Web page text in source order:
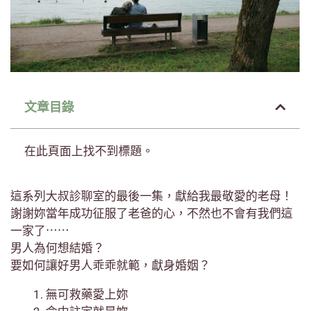
文章目錄
在此頁面上找不到標題。
這系列大叔診聊室的最後一集，獻給我最敬愛的老母！
謝謝妳當年成功征服了老爸的心，不然也不會有我們這
一家了⋯⋯
男人為何想結婚？
要如何讓好男人乖乖就範，獻身婚姻？
無可救藥愛上妳